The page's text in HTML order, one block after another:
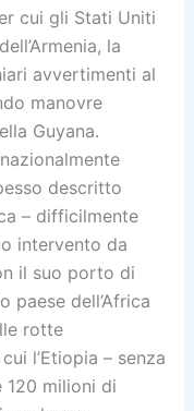
cui gli Stati Uniti
la
avvertimenti al
manovre
Guyana.
descritto
– difficilmente
intervento da
il suo porto di
paese dell’Africa
rotte
l’Etiopia – senza
120 milioni di